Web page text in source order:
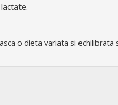
o dieta variata si echilibrata